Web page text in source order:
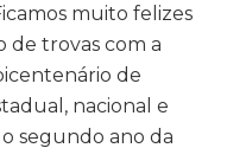
muito felizes
de trovas com a
de
nacional e
segundo ano da